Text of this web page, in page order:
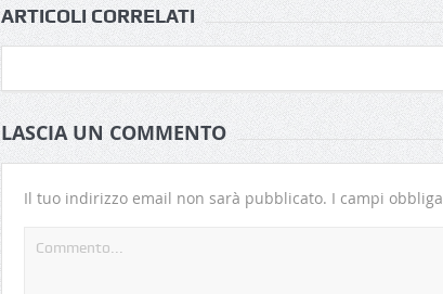
ARTICOLI CORRELATI
LASCIA UN COMMENTO
Il tuo indirizzo email non sarà pubblicato. I campi